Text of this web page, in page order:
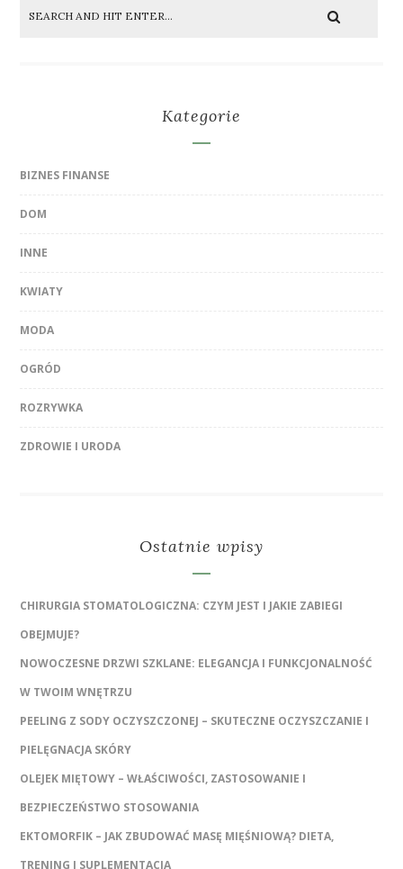
Kategorie
BIZNES FINANSE
DOM
INNE
KWIATY
MODA
OGRÓD
ROZRYWKA
ZDROWIE I URODA
Ostatnie wpisy
CHIRURGIA STOMATOLOGICZNA: CZYM JEST I JAKIE ZABIEGI
OBEJMUJE?
NOWOCZESNE DRZWI SZKLANE: ELEGANCJA I FUNKCJONALNOŚĆ
W TWOIM WNĘTRZU
PEELING Z SODY OCZYSZCZONEJ – SKUTECZNE OCZYSZCZANIE I
PIELĘGNACJA SKÓRY
OLEJEK MIĘTOWY – WŁAŚCIWOŚCI, ZASTOSOWANIE I
BEZPIECZEŃSTWO STOSOWANIA
EKTOMORFIK – JAK ZBUDOWAĆ MASĘ MIĘŚNIOWĄ? DIETA,
TRENING I SUPLEMENTACJA